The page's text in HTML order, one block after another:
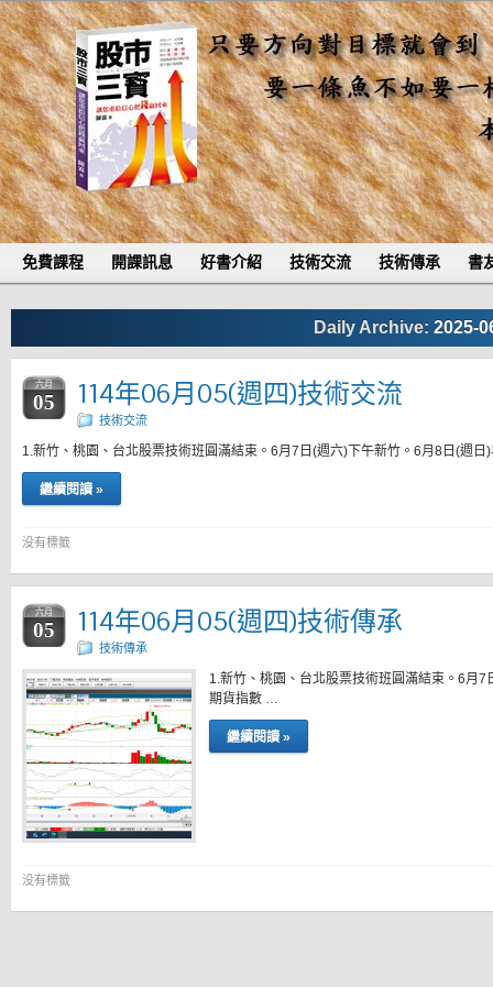
免費課程 開課訊息 好書介紹 技術交流 技術傳承 書
Daily Archive: 2025-
六月
05 114年06月05(週四)技術交流
技術交流
1.新竹、桃園、台北股票技術班圓滿結束。6月7日(週六)下午新竹。6月8日(週
繼續閱讀 »
没有標籤
六月
05 114年06月05(週四)技術傳承
技術傳承
1.新竹、桃園、台北股票技術班圓滿結束。6月
期貨指數 …
繼續閱讀 »
没有標籤